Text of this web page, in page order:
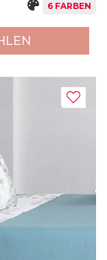
6 FARBEN